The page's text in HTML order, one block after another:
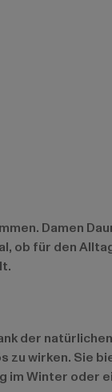
Damen
ob für den
der
zu wirken. Sie
Winter oder